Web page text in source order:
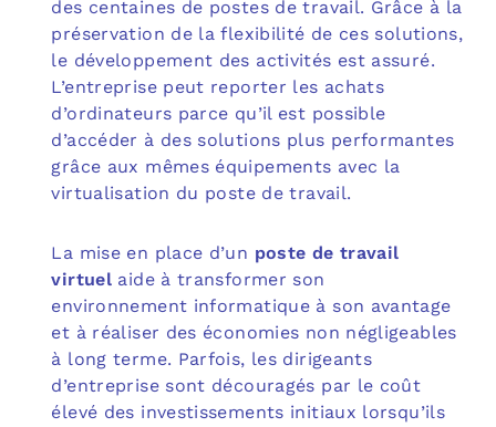
des centaines de postes de travail. Grâce à la
préservation de la flexibilité de ces solutions,
le développement des activités est assuré.
L’entreprise peut reporter les achats
d’ordinateurs parce qu’il est possible
d’accéder à des solutions plus performantes
grâce aux mêmes équipements avec la
virtualisation du poste de travail.
La mise en place d’un poste de travail
virtuel aide à transformer son
environnement informatique à son avantage
et à réaliser des économies non négligeables
à long terme. Parfois, les dirigeants
d’entreprise sont découragés par le coût
élevé des investissements initiaux lorsqu’ils